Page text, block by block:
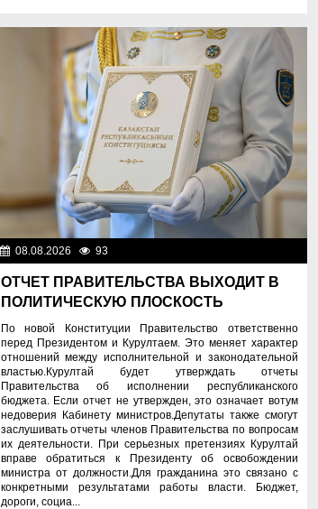
08.08.2026 93
ОТЧЕТ ПРАВИТЕЛЬСТВА ВЫХОДИТ В
ПОЛИТИЧЕСКУЮ ПЛОСКОСТЬ
По новой Конституции Правительство ответственно
перед Президентом и Курултаем. Это меняет характер
отношений между исполнительной и законодательной
властью.Курултай будет утверждать отчеты
Правительства об исполнении республиканского
бюджета. Если отчет не утвержден, это означает вотум
недоверия Кабинету министров.Депутаты также смогут
заслушивать отчеты членов Правительства по вопросам
их деятельности. При серьезных претензиях Курултай
вправе обратиться к Президенту об освобождении
министра от должности.Для гражданина это связано с
конкретными результатами работы власти. Бюджет,
дороги, социа...